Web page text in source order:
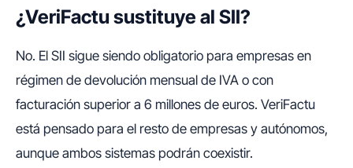
¿VeriFactu sustituye al SII?
No. El SII sigue siendo obligatorio para empresas en
régimen de devolución mensual de IVA o con
facturación superior a 6 millones de euros. VeriFactu
está pensado para el resto de empresas y autónomos,
aunque ambos sistemas podrán coexistir.